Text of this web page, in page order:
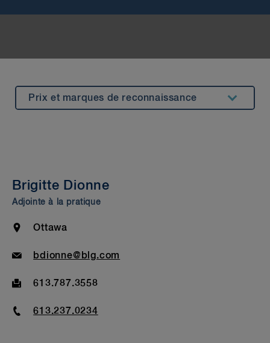
Perspectives et événements
Prix et marques de reconnaissance
Brigitte Dionne
Adjointe à la pratique
Location
Ottawa
Emailbdionne@blg.com
Fax613.787.3558
Phone613.237.0234